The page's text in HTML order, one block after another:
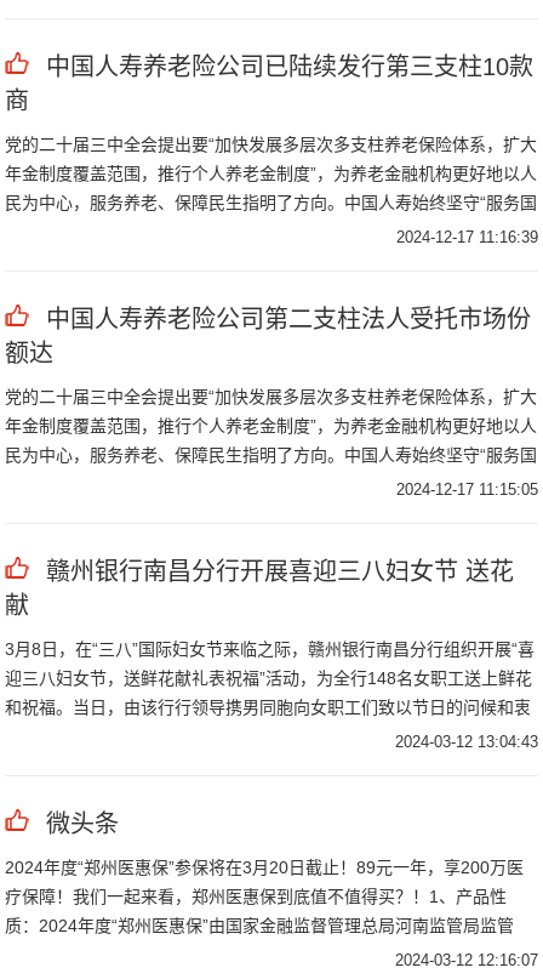
中国人寿养老险公司已陆续发行第三支柱10款
商
党的二十届三中全会提出要“加快发展多层次多支柱养老保险体系，扩大
年金制度覆盖范围，推行个人养老金制度”，为养老金融机构更好地以人
民为中心，服务养老、保障民生指明了方向。中国人寿始终坚守“服务国
2024-12-17 11:16:39
中国人寿养老险公司第二支柱法人受托市场份
额达
党的二十届三中全会提出要“加快发展多层次多支柱养老保险体系，扩大
年金制度覆盖范围，推行个人养老金制度”，为养老金融机构更好地以人
民为中心，服务养老、保障民生指明了方向。中国人寿始终坚守“服务国
2024-12-17 11:15:05
赣州银行南昌分行开展喜迎三八妇女节 送花
献
3月8日，在“三八”国际妇女节来临之际，赣州银行南昌分行组织开展“喜
迎三八妇女节，送鲜花献礼表祝福”活动，为全行148名女职工送上鲜花
和祝福。当日，由该行行领导携男同胞向女职工们致以节日的问候和衷
2024-03-12 13:04:43
微头条
2024年度“郑州医惠保”参保将在3月20日截止！89元一年，享200万医
疗保障！我们一起来看，郑州医惠保到底值不值得买？！1、产品性
质：2024年度“郑州医惠保”由国家金融监督管理总局河南监管局监管
2024-03-12 12:16:07